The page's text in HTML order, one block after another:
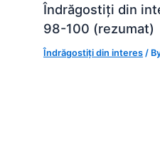
Îndrăgostiți din
98-100 (rezumat)
Îndrăgostiți din interes /